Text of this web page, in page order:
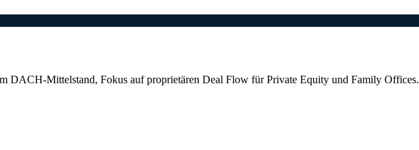
DACH-Mittelstand, Fokus auf proprietären Deal Flow für Private Equity und Family Offices.